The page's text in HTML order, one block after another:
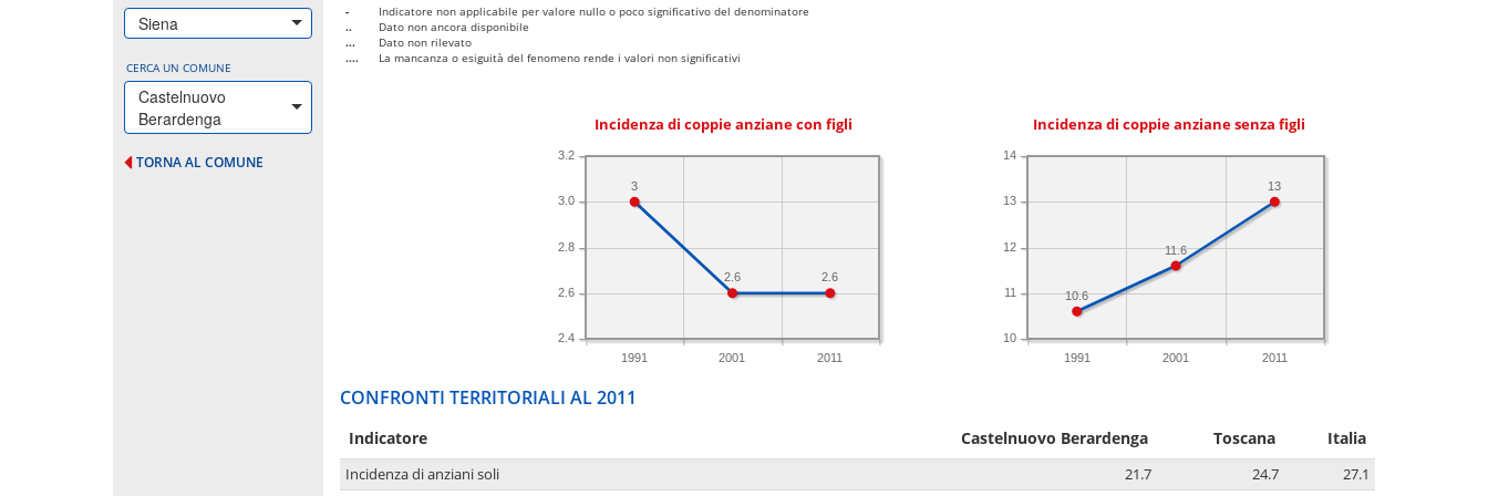
Siena
CERCA UN COMUNE
Castelnuovo
Berardenga
TORNA AL COMUNE
-
Indicatore non applicabile per valore nullo o poco significativo del denominatore
..
Dato non ancora disponibile
...
Dato non rilevato
....
La mancanza o esiguità del fenomeno rende i valori non significativi
Incidenza di coppie anziane con figli
1991 2001 2011
2.4
2.6
2.8
3.0
3.2
2.6
2.6
3
Incidenza di coppie anziane senza figli
1991 2001 2011
10
11
12
13
14
13
11.6
10.6
CONFRONTI TERRITORIALI AL 2011
Indicatore Castelnuovo Berardenga Toscana Italia
Incidenza di anziani soli 21.7 24.7
27.1